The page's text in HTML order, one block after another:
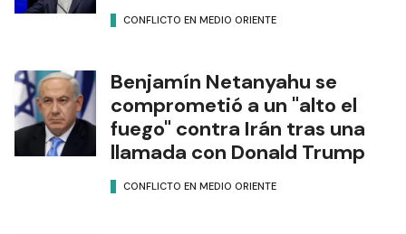
CONFLICTO EN MEDIO ORIENTE
Benjamín Netanyahu se
comprometió a un "alto el
fuego" contra Irán tras una
llamada con Donald Trump
CONFLICTO EN MEDIO ORIENTE